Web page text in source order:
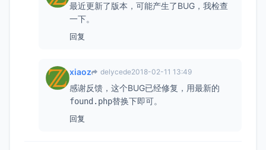
最近更新了版本，可能产生了BUG，我检查
一下。
回复
xiaoz delycede2018-02-11 13:49
感谢反馈，这个BUG已经修复，用最新的
found.php替换下即可。
回复